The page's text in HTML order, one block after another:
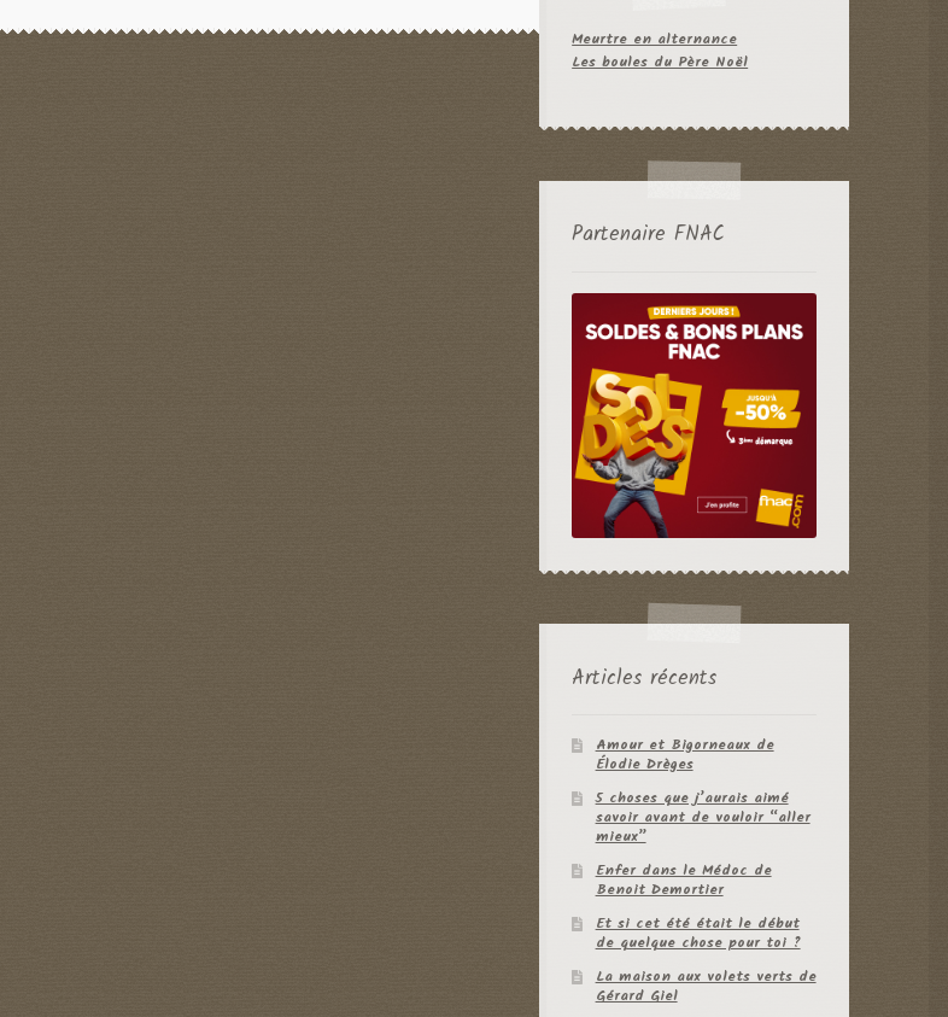
Meurtre en alternance
Les boules du Père Noël
Partenaire FNAC
Articles récents
Amour et Bigorneaux de
Élodie Drèges
5 choses que j’aurais aimé
savoir avant de vouloir “aller
mieux”
Enfer dans le Médoc de
Benoit Demortier
Et si cet été était le début
de quelque chose pour toi ?
La maison aux volets verts de
Gérard Giel